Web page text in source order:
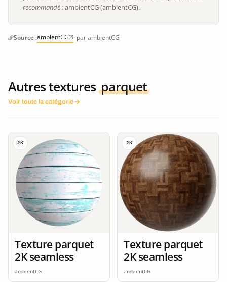
recommandé :ambientCG (ambientCG).
Source :ambientCG · par ambientCG
Autres textures parquet
Voir toute la catégorie
2K
Texture parquet
2K seamless
ambientCG
2K
Texture parquet
2K seamless
ambientCG